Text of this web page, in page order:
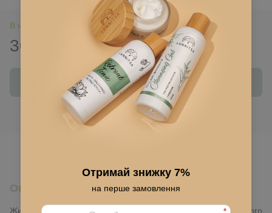
Отримай знижку 7%
на перше замовлення
В наявності
300 грн
Купити
для відображення накопичувальної знижки
Опис
Живильний тонік Rich — обов’язковий компонент щоденного